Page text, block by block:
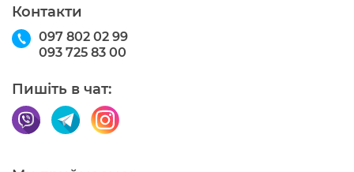
Контакти
097 802 02 99
093 725 83 00
Пишіть в чат: